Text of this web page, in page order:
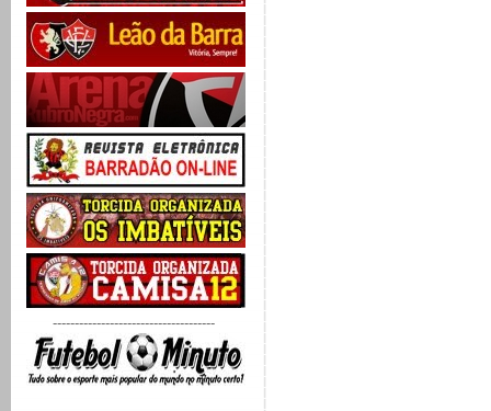
-------------------------------------